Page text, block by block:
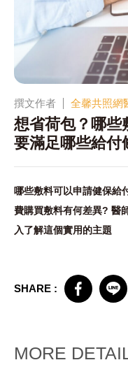
撰文作者 全馨共照網
想省荷包？哪些
要滿足哪些給付
哪些敷料可以申請健保給
費購買敷料有何差異? 醫
入了解這個實用的主題
SHARE :
MORE DETAIL